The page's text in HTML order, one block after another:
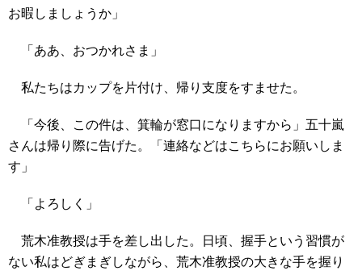
お暇しましょうか」
「ああ、おつかれさま」
私たちはカップを片付け、帰り支度をすませた。
「今後、この件は、箕輪が窓口になりますから」五十嵐
さんは帰り際に告げた。「連絡などはこちらにお願いしま
す」
「よろしく」
荒木准教授は手を差し出した。日頃、握手という習慣が
ない私はどぎまぎしながら、荒木准教授の大きな手を握り